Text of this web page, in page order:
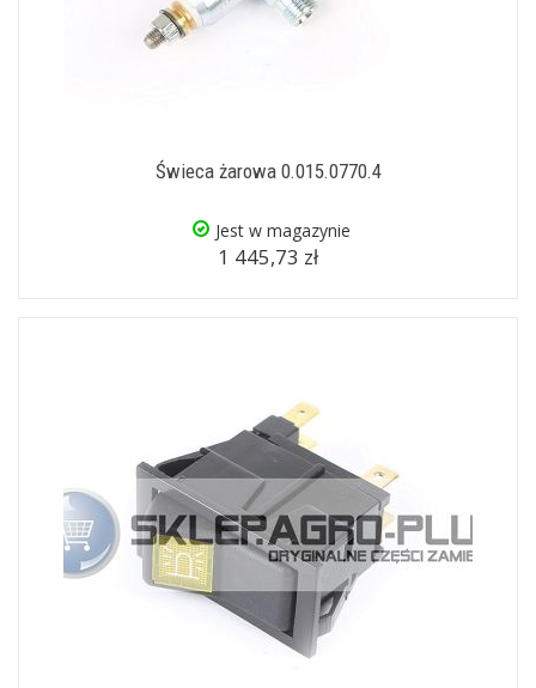
Świeca żarowa 0.015.0770.4
Jest w magazynie
1 445,73 zł